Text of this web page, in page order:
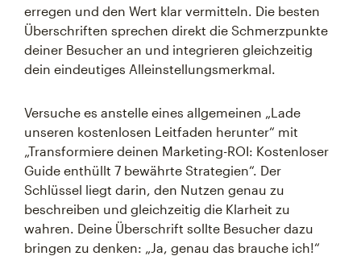
erregen und den Wert klar vermitteln. Die besten
Überschriften sprechen direkt die Schmerzpunkte
deiner Besucher an und integrieren gleichzeitig
dein eindeutiges Alleinstellungsmerkmal.
Versuche es anstelle eines allgemeinen „Lade
unseren kostenlosen Leitfaden herunter“ mit
„Transformiere deinen Marketing-ROI: Kostenloser
Guide enthüllt 7 bewährte Strategien“. Der
Schlüssel liegt darin, den Nutzen genau zu
beschreiben und gleichzeitig die Klarheit zu
wahren. Deine Überschrift sollte Besucher dazu
bringen zu denken: „Ja, genau das brauche ich!“